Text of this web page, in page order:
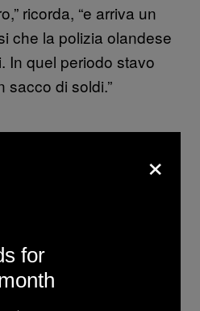
ricorda, “e arriva un
che la polizia olandese
In quel periodo stavo
sacco di soldi.”
×
for